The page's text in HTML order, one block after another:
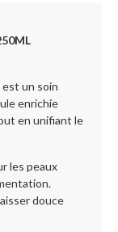
un soin
enrichie
en unifiant le
les peaux
douce